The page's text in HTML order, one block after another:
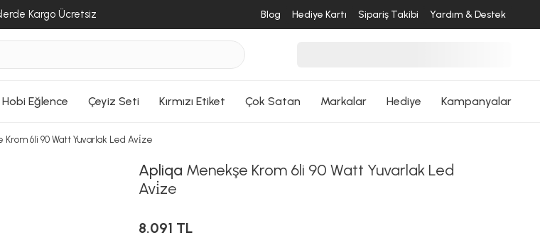
Kargo Ücretsiz Blog Hediye Kartı Sipariş Takibi Yardım & Destek
Hobi Eğlence Çeyiz Seti Kırmızı Etiket Çok Satan Markalar Hediye Kampanyalar
6li 90 Watt Yuvarlak Led Avi̇ze
Apliqa Menekşe Krom 6li 90 Watt Yuvarlak Led
Avi̇ze
8.091 TL